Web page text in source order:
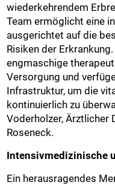
wiederkehrendem
Team ermöglicht eine
ausgerichtet auf die
Risiken der
engmaschige
Versorgung und
Infrastruktur, um die
kontinuierlich zu
Voderholzer, Ärztlicher
Roseneck.
Intensivmedizinische
Ein herausragendes